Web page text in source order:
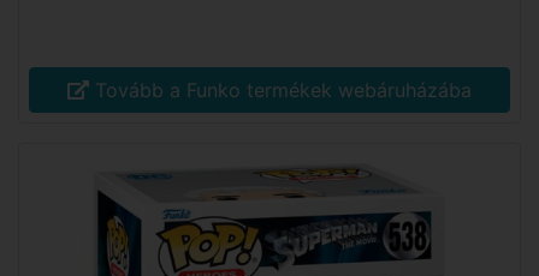
Tovább a Funko termékek webáruházába